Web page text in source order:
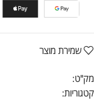
שמירת מוצר
מק"ט:
קטגוריות: